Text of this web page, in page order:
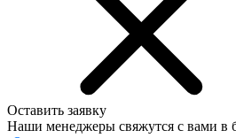
Оставить заявку
Наши менеджеры свяжутся с вами в